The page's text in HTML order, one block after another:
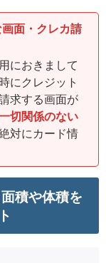
画面・クレカ請
におきまして
にクレジット
求する画面が
切関係のない
対にカード情
積や体積を